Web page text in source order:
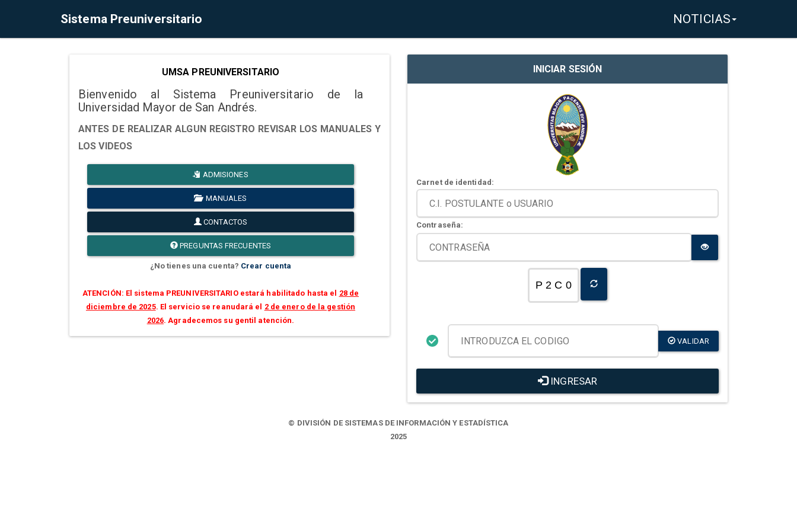
Sistema Preuniversitario NOTICIAS
UMSA PREUNIVERSITARIO
Bienvenido al Sistema Preuniversitario de la
Universidad Mayor de San Andrés.
ANTES DE REALIZAR ALGUN REGISTRO REVISAR LOS MANUALES Y
LOS VIDEOS
ADMISIONES
MANUALES
CONTACTOS
PREGUNTAS FRECUENTES
¿No tienes una cuenta? Crear cuenta
ATENCIÓN: El sistema PREUNIVERSITARIO estará habilitado hasta el 28 de
diciembre de 2025. El servicio se reanudará el 2 de enero de la gestión
2026. Agradecemos su gentil atención.
INICIAR SESIÓN
Carnet de identidad:
Contraseña:
P 2 C 0
VALIDAR
INGRESAR
© DIVISIÓN DE SISTEMAS DE INFORMACIÓN Y ESTADÍSTICA
2025